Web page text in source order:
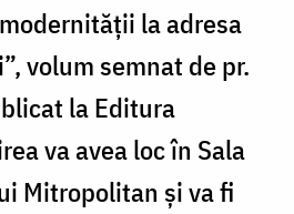
la adresa
volum semnat de pr.
la Editura
va avea loc în Sala
Mitropolitan și va fi